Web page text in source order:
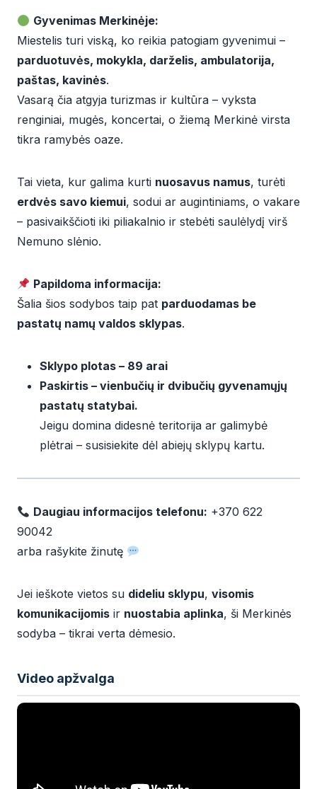
Gyvenimas Merkinėje:
Miestelis turi viską, ko reikia patogiam gyvenimui –
parduotuvės, mokykla, darželis, ambulatorija,
paštas, kavinės.
Vasarą čia atgyja turizmas ir kultūra – vyksta
renginiai, mugės, koncertai, o žiemą Merkinė virsta
tikra ramybės oaze.
Tai vieta, kur galima kurti nuosavus namus, turėti
erdvės savo kiemui, sodui ar augintiniams, o vakare
– pasivaikščioti iki piliakalnio ir stebėti saulėlydį virš
Nemuno slėnio.
Papildoma informacija:
Šalia šios sodybos taip pat parduodamas be
pastatų namų valdos sklypas.
Sklypo plotas – 89 arai
Paskirtis – vienbučių ir dvibučių gyvenamųjų
pastatų statybai.
Jeigu domina didesnė teritorija ar galimybė
plėtrai – susisiekite dėl abiejų sklypų kartu.
Daugiau informacijos telefonu: +370 622
90042
arba rašykite žinutę
Jei ieškote vietos su dideliu sklypu, visomis
komunikacijomis ir nuostabia aplinka, ši Merkinės
sodyba – tikrai verta dėmesio.
Video apžvalga